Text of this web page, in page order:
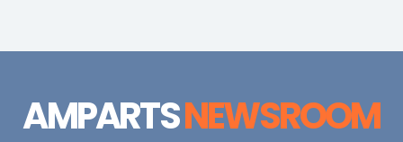
AMPARTSNEWSROOM